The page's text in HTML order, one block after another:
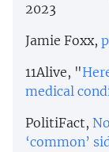
2023
Jamie Foxx,
11Alive, "
medical
PolitiFact,
‘common’